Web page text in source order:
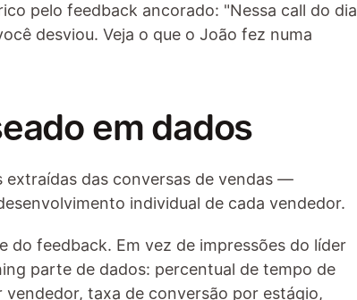
pelo feedback ancorado: "Nessa call do dia
desviou. Veja o que o João fez numa
em dados
extraídas das conversas de vendas —
individual de cada vendedor.
feedback. Em vez de impressões do líder
parte de dados: percentual de tempo de
taxa de conversão por estágio,